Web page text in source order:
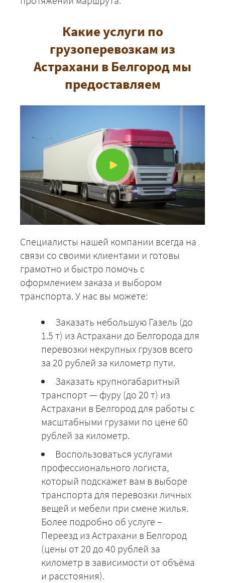
Какие услуги по
грузоперевозкам из
Астрахани в Белгород мы
предоставляем
Специалисты нашей компании всегда на
связи со своими клиентами и готовы
грамотно и быстро помочь с
оформлением заказа и выбором
транспорта. У нас вы можете:
Заказать небольшую Газель (до
1.5 т) из Астрахани до Белгорода для
перевозки некрупных грузов всего
за 20 рублей за километр пути.
Заказать крупногабаритный
транспорт — фуру (до 20 т) из
Астрахани в Белгород для работы с
масштабными грузами по цене 60
рублей за километр.
Воспользоваться услугами
профессионального логиста,
который подскажет вам в выборе
транспорта для перевозки личных
вещей и мебели при смене жилья.
Более подробно об услуге –
Переезд из Астрахани в Белгород
(цены от 20 до 40 рублей за
километр в зависимости от объёма
и расстояния).
ЗАКАЗАТЬ